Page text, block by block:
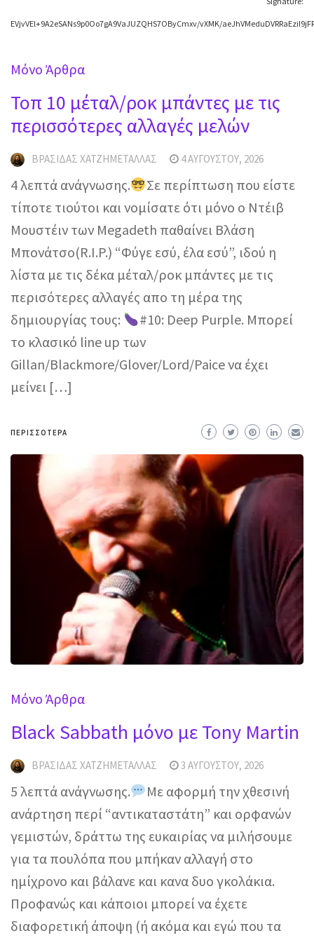
EVjvVEl+9A2eSANs9p0Oo7gA9VaJUZQHS7OByCmxv/vXMK/
Mόνο Άρθρα
Τοπ 10 μέταλ/ροκ μπάντες με τις
περισσότερες αλλαγές μελών
ΒΡΑΣΊΔΑΣ ΧΑΤΖΗΜΕΤΑΛΛΆΣ 4 ΑΥΓΟΎΣΤΟΥ, 2026
4 λεπτά ανάγνωσης.
Σε περίπτωση που είστε
τίποτε τιούτοι και νομίσατε ότι μόνο ο Ντέιβ
Μουστέιν των Megadeth παθαίνει Βλάση
Μπονάτσο(R.I.P.) “Φύγε εσύ, έλα εσύ”, ιδού η
λίστα με τις δέκα μέταλ/ροκ μπάντες με τις
περισότερες αλλαγές απο τη μέρα της
δημιουργίας τους:
#10: Deep Purple. Μπορεί
το κλασικό line up των
Gillan/Blackmore/Glover/Lord/Paice να έχει
μείνει […]
ΠΕΡΙΣΣΌΤΕΡΑ
Mόνο Άρθρα
Black Sabbath μόνο με Tony Martin
ΒΡΑΣΊΔΑΣ ΧΑΤΖΗΜΕΤΑΛΛΆΣ 3 ΑΥΓΟΎΣΤΟΥ, 2026
5 λεπτά ανάγνωσης.
Με αφορμή την χθεσινή
ανάρτηση περί “αντικαταστάτη” και ορφανών
γεμιστών, δράττω της ευκαιρίας να μιλήσουμε
για τα πουλόπα που μπήκαν αλλαγή στο
ημίχρονο και βάλανε και κανα δυο γκολάκια.
Προφανώς και κάποιοι μπορεί να έχετε
διαφορετική άποψη (ή ακόμα και εγώ που τα